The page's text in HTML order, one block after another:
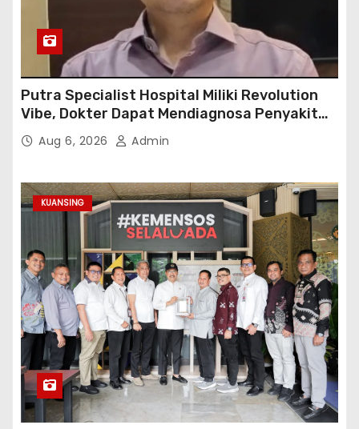
Putra Specialist Hospital Miliki Revolution
Vibe, Dokter Dapat Mendiagnosa Penyakit
dengan Tepat
Aug 6, 2026 Admin
KUANSING